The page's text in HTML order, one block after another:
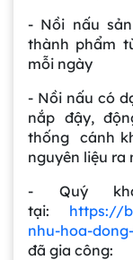
- Nồi nấu
thành phẩm
mỗi ngày
- Nồi nấu có
nắp đậy,
thống cánh
nguyên liệu ra
- Quý
tại: https://
nhu-hoa-
đã gia công: